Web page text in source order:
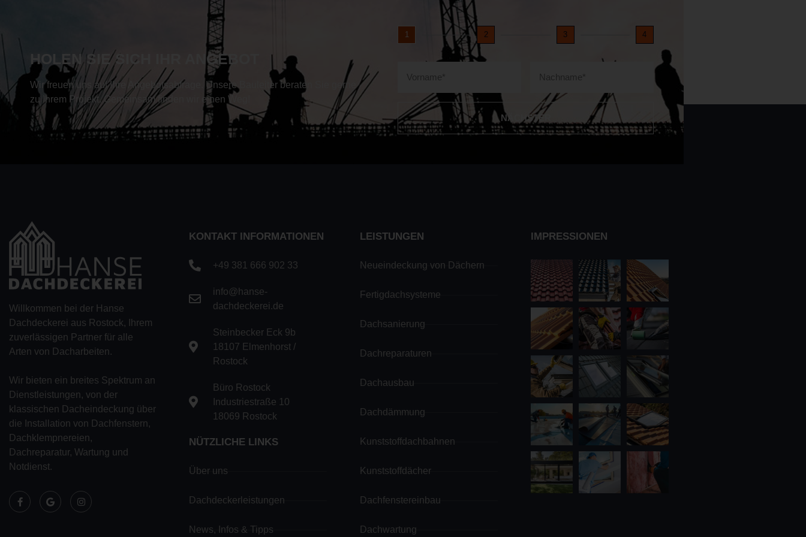
HOLEN SIE SICH IHR ANGEBOT
Wir freuen uns auf Ihre Angebotsabfrage. Unsere Bauleiter beraten Sie gerne
zu Ihrem Projekt. Gemeinsam finden wir einen Weg!
1 2 3 4
NÄCHSTER
Willkommen bei der Hanse
Dachdeckerei aus Rostock, Ihrem
zuverlässigen Partner für alle
Arten von Dacharbeiten.
Wir bieten ein breites Spektrum an
Dienstleistungen, von der
klassischen Dacheindeckung über
die Installation von Dachfenstern,
Dachklempnereien,
Dachreparatur, Wartung und
Notdienst.
KONTAKT INFORMATIONEN
+49 381 666 902 33
info@hanse-
dachdeckerei.de
Steinbecker Eck 9b
18107 Elmenhorst /
Rostock
Büro Rostock
Industriestraße 10
18069 Rostock
NÜTZLICHE LINKS
Über uns
Dachdeckerleistungen
News, Infos & Tipps
LEISTUNGEN
Neueindeckung von Dächern
Fertigdachsysteme
Dachsanierung
Dachreparaturen
Dachausbau
Dachdämmung
Kunststoffdachbahnen
Kunststoffdächer
Dachfenstereinbau
Dachwartung
IMPRESSIONEN